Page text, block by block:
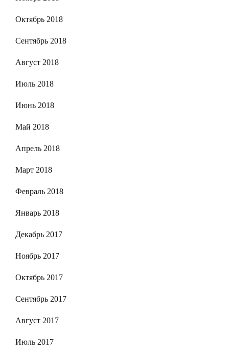
Октябрь 2018
Сентябрь 2018
Август 2018
Июль 2018
Июнь 2018
Май 2018
Апрель 2018
Март 2018
Февраль 2018
Январь 2018
Декабрь 2017
Ноябрь 2017
Октябрь 2017
Сентябрь 2017
Август 2017
Июль 2017